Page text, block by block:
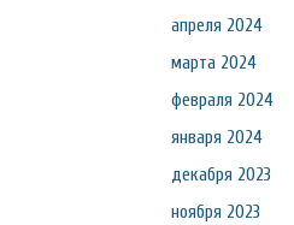
апреля 2024
марта 2024
февраля 2024
января 2024
декабря 2023
ноября 2023